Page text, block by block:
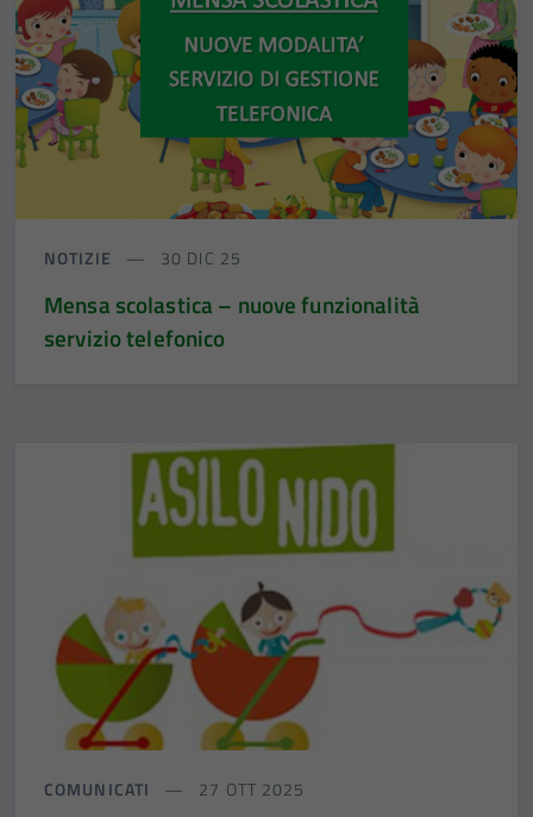
NOTIZIE 30 DIC 25
Mensa scolastica – nuove funzionalità
servizio telefonico
COMUNICATI 27 OTT 2025